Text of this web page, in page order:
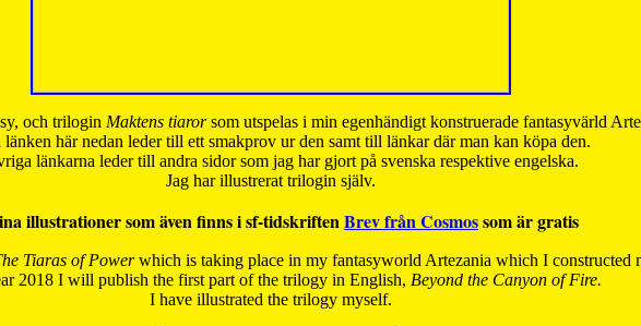
och trilogin Maktens tiarorsom utspelas i min egenhändigt konstruerade fantasyvärld
länken här nedan leder till ett smakprov ur den samt till länkar där man kan köpa den.
länkarna leder till andra sidor som jag har gjort på svenska respektive engelska.
Jag har illustrerat trilogin själv.
illustrationer som även finns i sf-tidskriftenBrev från Cosmossom är gratis
Tiaras of Powerwhich is taking place in my fantasyworld Artezania which I constructed
2018 I will publish the first part of the trilogy in English, Beyond the Canyon of Fire.
I have illustrated the trilogy myself.